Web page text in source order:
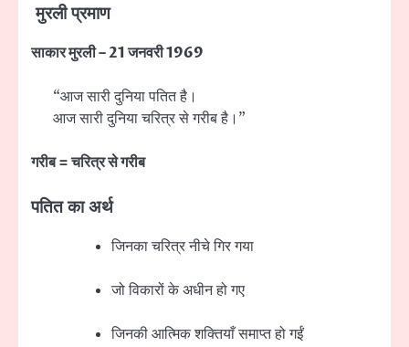
मुरली प्रमाण
साकार मुरली – 21 जनवरी 1969
“आज सारी दुनिया पतित है।
आज सारी दुनिया चरित्र से गरीब है।”
गरीब = चरित्र से गरीब
पतित का अर्थ
जिनका चरित्र नीचे गिर गया
जो विकारों के अधीन हो गए
जिनकी आत्मिक शक्तियाँ समाप्त हो गईं